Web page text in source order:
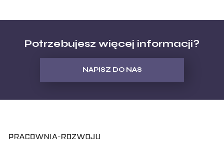
Potrzebujesz więcej informacji?
NAPISZ DO NAS